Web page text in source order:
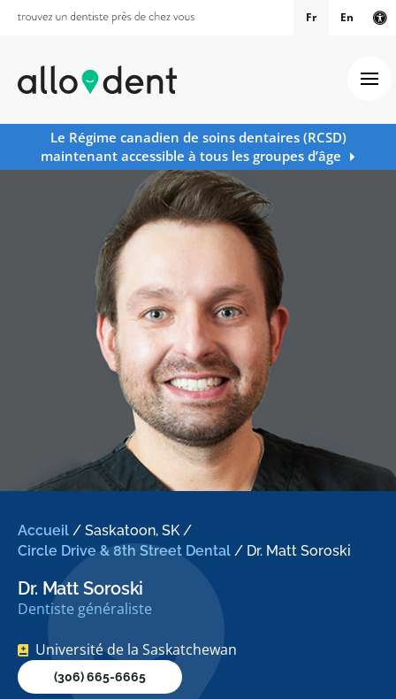
Fr En
Le Régime canadien de soins dentaires (RCSD)
maintenant accessible à tous les groupes d’âge
Accueil / Saskatoon, SK /
Circle Drive & 8th Street Dental / Dr. Matt Soroski
Dr. Matt Soroski
Dentiste généraliste
Université de la Saskatchewan
(306) 665-6665